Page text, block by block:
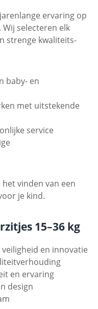
ervaring op
selecteren elk
strenge kwaliteits-
baby- en
met uitstekende
service
vinden van een
je kind.
15–36 kg
en innovatie
en ervaring
design